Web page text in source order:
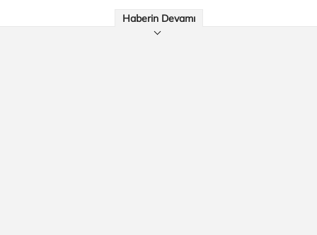
Haberin Devamı